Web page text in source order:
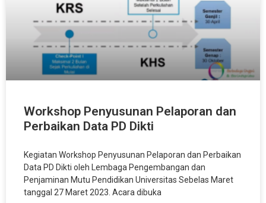
Workshop Penyusunan Pelaporan dan
Perbaikan Data PD Dikti
Kegiatan Workshop Penyusunan Pelaporan dan Perbaikan
Data PD Dikti oleh Lembaga Pengembangan dan
Penjaminan Mutu Pendidikan Universitas Sebelas Maret
tanggal 27 Maret 2023. Acara dibuka